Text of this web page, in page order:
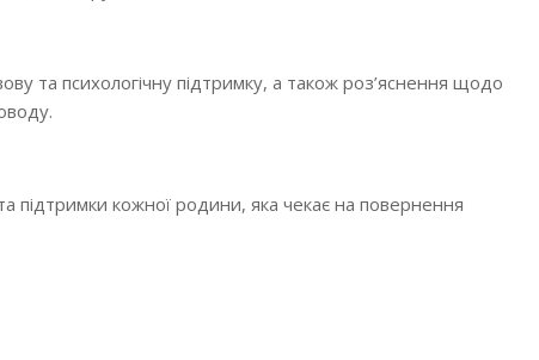
та психологічну підтримку, а також роз’яснення щодо
підтримки кожної родини, яка чекає на повернення